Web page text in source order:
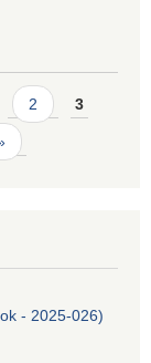
2 3
- 2025-026)